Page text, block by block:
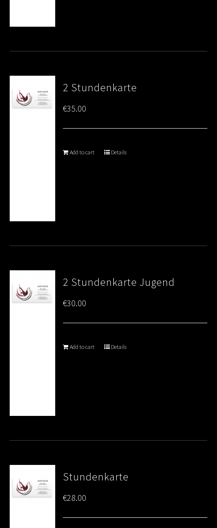
2 Stundenkarte
€35.00
Add to cart Details
2 Stundenkarte Jugend
€30.00
Add to cart Details
Stundenkarte
€28.00